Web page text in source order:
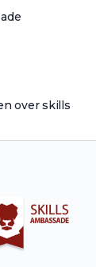
over skills